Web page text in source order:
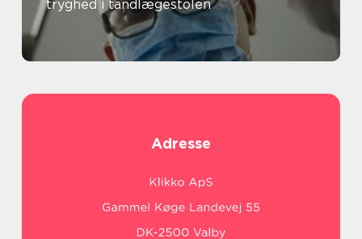
tryghed i tandlægestolen
Adresse